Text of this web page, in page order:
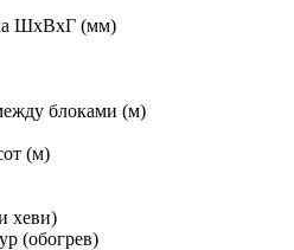
ШхВхГ (мм)
блоками (м)
(м)
хеви)
(обогрев)